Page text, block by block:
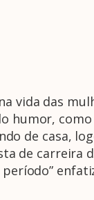
vida das
humor,
de casa,
de carreira